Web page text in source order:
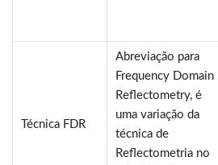
Técnica FDR
Abreviação para
Frequency Domain
Reflectometry, é
uma variação da
técnica de
Reflectometria no